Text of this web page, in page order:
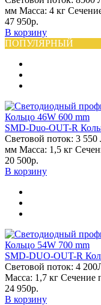
мм Масса: 4 кг
47 950р.
В корзину
ПОПУЛЯРНЫЙ
SMD-Duo-OUT-R
Световой поток: 3
мм Масса: 1,5 кг
20 500р.
В корзину
SMD-DUO-OUT-R
Световой поток: 4
Масса: 1,7 кг Сечение
24 950р.
В корзину